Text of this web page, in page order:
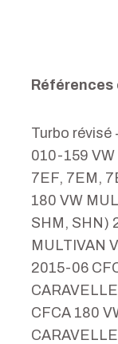
Turbo
010-159
7EF, 7EM,
180 VW
SHM, SHN)
MULTIVAN
2015-06
CFCA 180